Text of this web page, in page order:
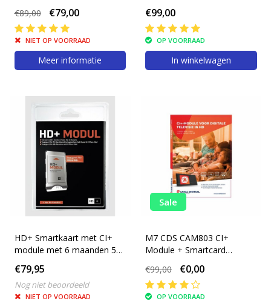
€89,00
€79,00
NIET OP VOORRAAD
Meer informatie
€99,00
OP VOORRAAD
In winkelwagen
HD+ Smartkaart met CI+
module met 6 maanden 50
€79,95
Nog niet beoordeeld
NIET OP VOORRAAD
Sale
M7 CDS CAM803 CI+
Module + Smartcard
€99,00 €0,00
OP VOORRAAD